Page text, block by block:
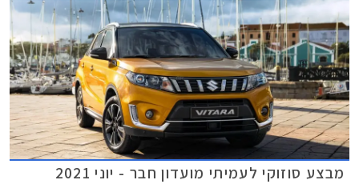
מבצע סוזוקי לעמיתי מועדון חבר - יוני 2021